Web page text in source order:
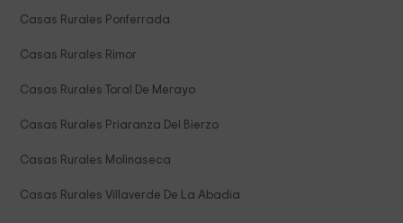
Casas Rurales Ponferrada
Casas Rurales Rimor
Casas Rurales Toral De Merayo
Casas Rurales Priaranza Del Bierzo
Casas Rurales Molinaseca
Casas Rurales Villaverde De La Abadia